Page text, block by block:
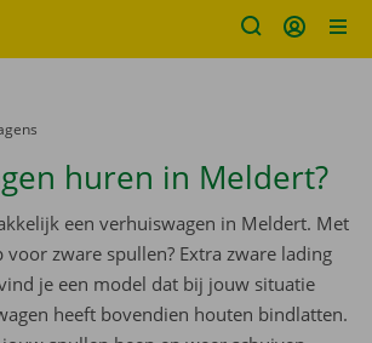
huren in Meldert?
een verhuiswagen in Meldert. Met
zware spullen? Extra zware lading
je een model dat bij jouw situatie
heeft bovendien houten bindlatten.